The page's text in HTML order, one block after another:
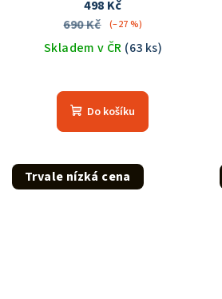
498 Kč
690 Kč
(–27 %)
Skladem v ČR (63 ks)
hodnocení
produktu
je
z
5
Do košíku
Trvale nízká cena